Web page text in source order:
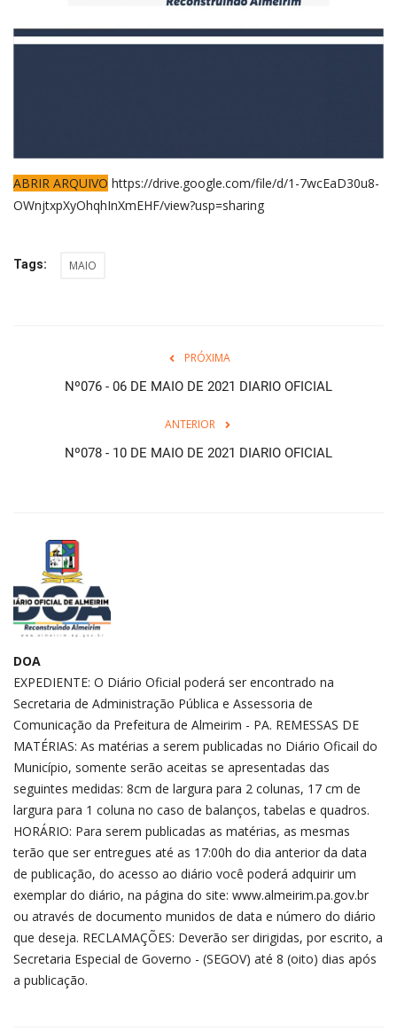
ABRIR ARQUIVO https://drive.google.com/file/d/1-7wcEaD30u8-
OWnjtxpXyOhqhInXmEHF/view?usp=sharing
Tags: MAIO
PRÓXIMA
Nº076 - 06 DE MAIO DE 2021 DIARIO OFICIAL
ANTERIOR
Nº078 - 10 DE MAIO DE 2021 DIARIO OFICIAL
DOA
EXPEDIENTE: O Diário Oficial poderá ser encontrado na
Secretaria de Administração Pública e Assessoria de
Comunicação da Prefeitura de Almeirim - PA. REMESSAS DE
MATÉRIAS: As matérias a serem publicadas no Diário Oficail do
Município, somente serão aceitas se apresentadas das
seguintes medidas: 8cm de largura para 2 colunas, 17 cm de
largura para 1 coluna no caso de balanços, tabelas e quadros.
HORÁRIO: Para serem publicadas as matérias, as mesmas
terão que ser entregues até as 17:00h do dia anterior da data
de publicação, do acesso ao diário você poderá adquirir um
exemplar do diário, na página do site: www.almeirim.pa.gov.br
ou através de documento munidos de data e número do diário
que deseja. RECLAMAÇÕES: Deverão ser dirigidas, por escrito, a
Secretaria Especial de Governo - (SEGOV) até 8 (oito) dias após
a publicação.